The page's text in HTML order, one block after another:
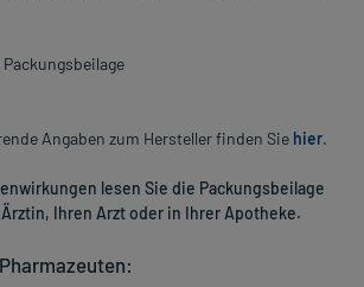
Angaben zum Hersteller finden Sie hier.
lesen Sie die Packungsbeilage
Ihren Arzt oder in Ihrer Apotheke.